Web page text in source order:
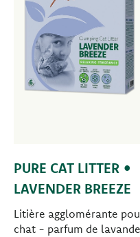
PURE CAT LITTER •
LAVENDER BREEZE
Litière agglomérante
chat - parfum de lavande